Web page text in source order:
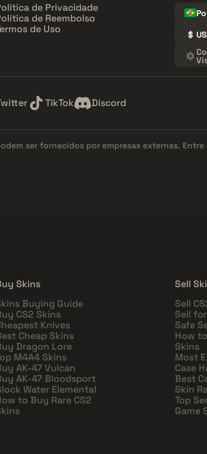
de Privacidade
de Reembolso
de Uso
$
TikTok Discord
ser fornecidos por empresas externas.
Skins
Buying Guide
CS2 Skins
Knives
Cheap Skins
Dragon Lore
M4A4 Skins
AK-47 Vulcan
AK-47 Bloodsport
Water Elemental
to Buy Rare CS2
Sell
Sell
Sell
Safe
How
Skins
Most
Case
Best
Skin
Top
Game